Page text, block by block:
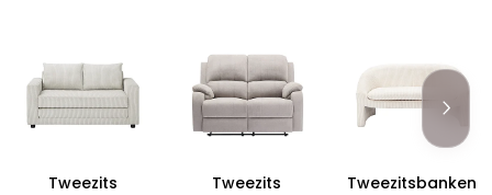
vind de 2-zitsbank die past bij jouw stijl en wensen.
Tweezits
Tweezits
Tweezitsbanken